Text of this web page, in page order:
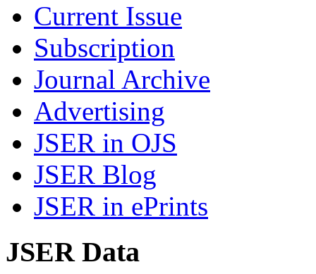
Current Issue
Subscription
Journal Archive
Advertising
JSER in OJS
JSER Blog
JSER in ePrints
JSER Data